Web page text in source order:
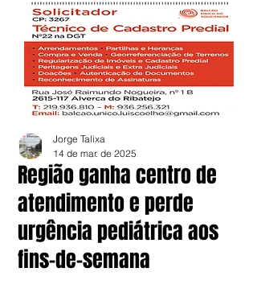
Região ganha centro de
atendimento e perde
urgência pediátrica aos
fins-de-semana
Jorge Talixa
14 de mar. de 2025